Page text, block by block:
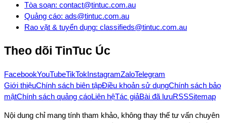
Tòa soạn: contact@tintuc.com.au
Quảng cáo: ads@tintuc.com.au
Rao vặt & tuyển dụng: classifieds@tintuc.com.au
Theo dõi TinTuc Úc
FacebookYouTubeTikTokInstagramZaloTelegram
Giới thiệuChính sách biên tậpĐiều khoản sử dụngChính sách bảo
mậtChính sách quảng cáoLiên hệTác giảBài đã lưuRSSSitemap
Nội dung chỉ mang tính tham khảo, không thay thế tư vấn chuyên